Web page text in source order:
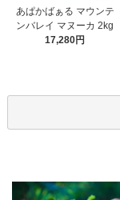
あぱかばぁる マウンテ
ンバレイ マヌーカ 2kg
17,280円